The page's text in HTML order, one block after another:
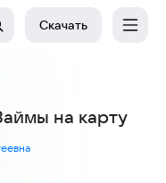
Скачать
на карту